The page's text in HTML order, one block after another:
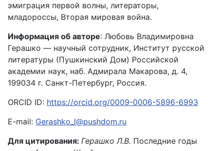
эмиграция первой волны, литераторы,
младороссы, Вторая мировая война.
Информация об авторе: Любовь Владимировна
Герашко –– научный сотрудник, Институт русской
литературы (Пушкинский Дом) Российской
академии наук, наб. Адмирала Макарова, д. 4,
199034 г. Санкт-Петербург, Россия.
ORCID ID: https://orcid.org/0009-0006-5896-6993
E-mail: Gerashko_l@pushdom.ru
Для цитирования: Герашко Л.В. Последние годы